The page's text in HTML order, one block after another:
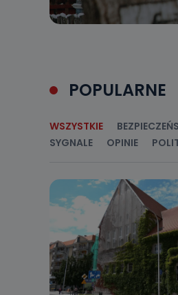
POPULARNE
WSZYSTKIE
SYGNALE
OPINIE